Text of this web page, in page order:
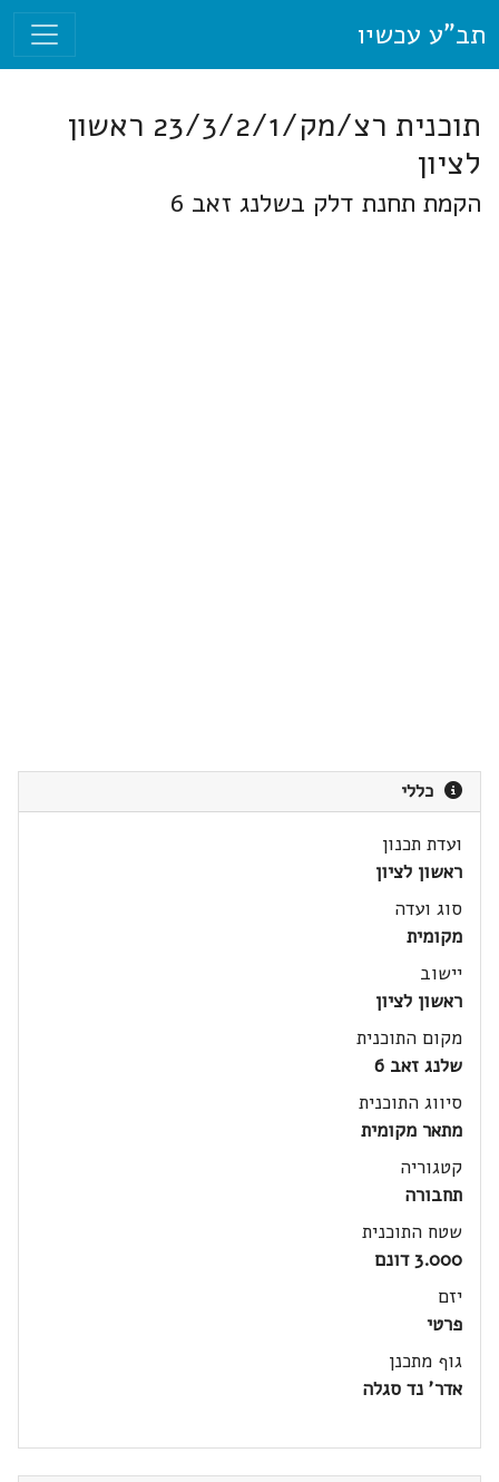
תב"ע עכשיו
תוכנית רצ/מק/23/3/2/1 ראשון
לציון
הקמת תחנת דלק בשלנג זאב 6
כללי
ועדת תכנון
ראשון לציון
סוג ועדה
מקומית
יישוב
ראשון לציון
מקום התוכנית
שלנג זאב 6
סיווג התוכנית
מתאר מקומית
קטגוריה
תחבורה
שטח התוכנית
3.000 דונם
יזם
פרטי
גוף מתכנן
אדר' נד סגלה